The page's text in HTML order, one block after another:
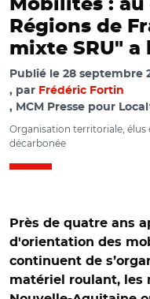
Mobilités :
Régions de
mixte SRU"
Publié le 28 septembre
par Frédéric Fortin
, MCM Presse pour
Organisation territoriale,
décarbonée
Près de quatre ans
d'orientation des
continuent de
matériel roulant, les